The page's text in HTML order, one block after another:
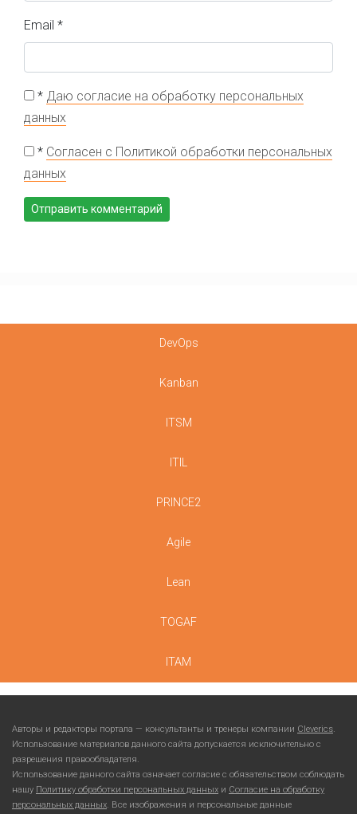
Email *
* Даю согласие на обработку персональных
данных
* Согласен с Политикой обработки персональных
данных
DevOps
Kanban
ITSM
ITIL
PRINCE2
Agile
Lean
TOGAF
ITAM
Авторы и редакторы портала — консультанты и тренеры компании Cleverics.
Использование материалов данного сайта допускается исключительно с
разрешения правообладателя.
Использование данного сайта означает согласие с обязательством соблюдать
нашу Политику обработки персональных данных и Согласие на обработку
персональных данных. Все изображения и персональные данные